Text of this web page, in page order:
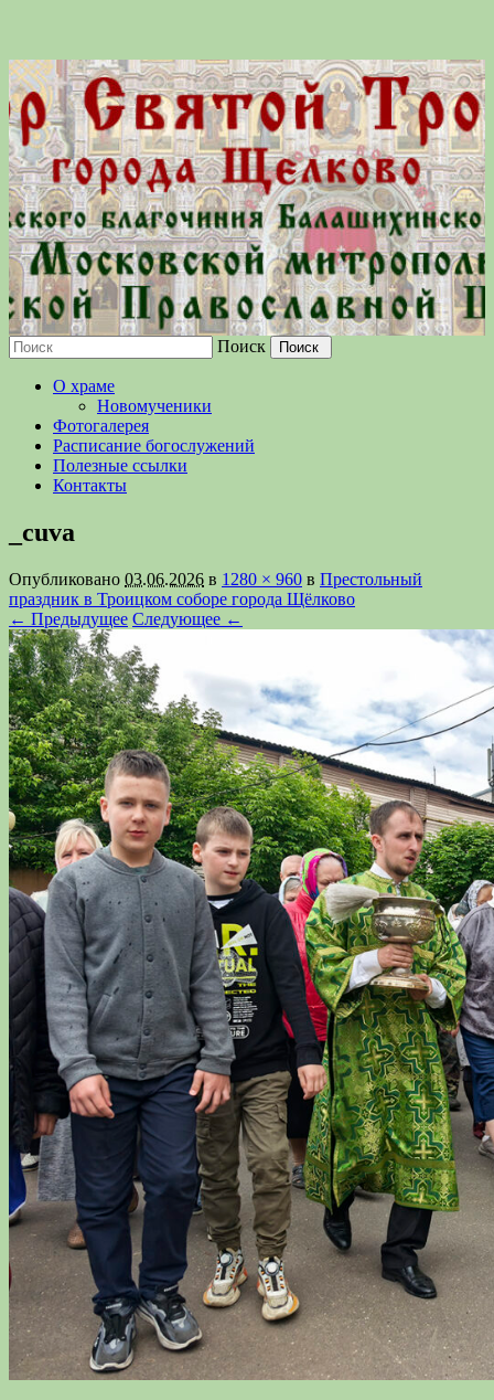
Православной Церкви
Поиск
О храме
Новомученики
Фотогалерея
Расписание богослужений
Полезные ссылки
Контакты
_cuva
Опубликовано 03.06.2026 в 1280 × 960 в Престольный
праздник в Троицком соборе города Щёлково
← Предыдущее Следующее ←